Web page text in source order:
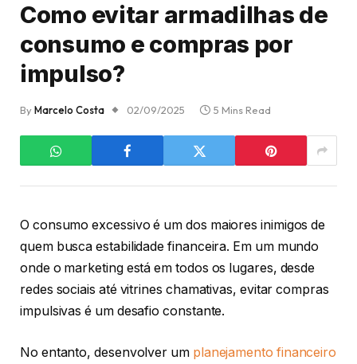
Como evitar armadilhas de
consumo e compras por
impulso?
ByMarcelo Costa 02/09/2025 5 Mins Read
O consumo excessivo é um dos maiores inimigos de
quem busca estabilidade financeira. Em um mundo
onde o marketing está em todos os lugares, desde
redes sociais até vitrines chamativas, evitar compras
impulsivas é um desafio constante.
No entanto, desenvolver um planejamento financeiro